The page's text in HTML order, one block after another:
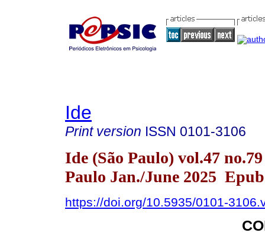
Ide
Print version ISSN 0101-3106
Ide (São Paulo) vol.47 no.79
Paulo Jan./June 2025
https://doi.org/10.5935/0101-